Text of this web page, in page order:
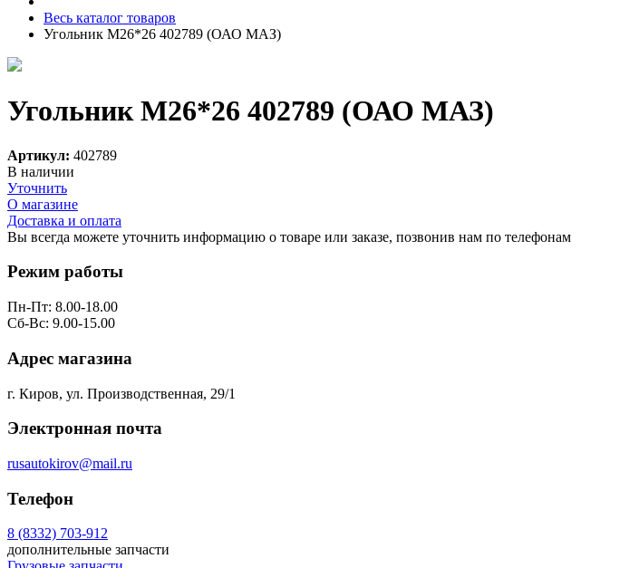
Весь каталог товаров
Угольник М26*26 402789 (ОАО МАЗ)
Угольник М26*26 402789 (ОАО МАЗ)
Артикул: 402789
В наличии
Уточнить
О магазине
Доставка и оплата
Вы всегда можете уточнить информацию о товаре или заказе, позвонив нам по телефонам
Режим работы
Пн-Пт: 8.00-18.00
Сб-Вс: 9.00-15.00
Адрес магазина
г. Киров, ул. Производственная, 29/1
Электронная почта
rusautokirov@mail.ru
Телефон
8 (8332) 703-912
дополнительные запчасти